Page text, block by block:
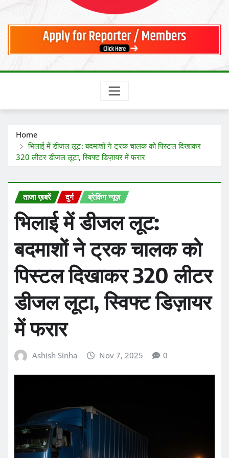
Home
भिलाई में डीजल लूट: बदमाशों ने ट्रक चालक को पिस्टल दिखाकर
320 लीटर डीजल लूटा, स्विफ्ट डिज़ायर में फरार
ताजा ख़बरें दुर्ग ब्रेकिंग न्यूज़
भिलाई में डीजल लूट:
बदमाशों ने ट्रक चालक को
पिस्टल दिखाकर 320 लीटर
डीजल लूटा, स्विफ्ट डिज़ायर
में फरार
Ashish Sinha Nov 7, 2025 0